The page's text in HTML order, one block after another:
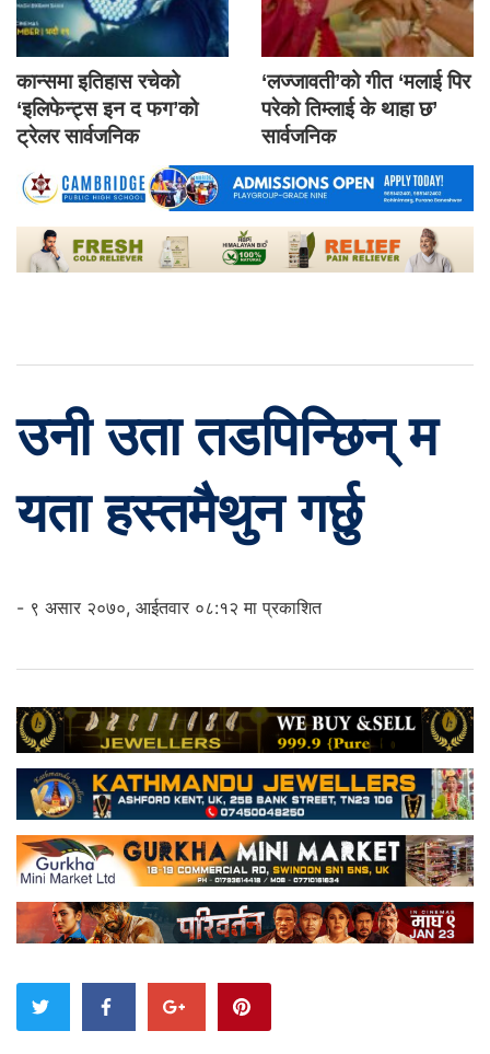
कान्समा इतिहास रचेको
‘इलिफेन्ट्स इन द फग’को
ट्रेलर सार्वजनिक
‘लज्जावती’को गीत ‘मलाई पिर
परेको तिम्लाई के थाहा छ’
सार्वजनिक
उनी उता तडपिन्छिन् म
यता हस्तमैथुन गर्छु
- ९ असार २०७०, आईतवार ०८:१२ मा प्रकाशित